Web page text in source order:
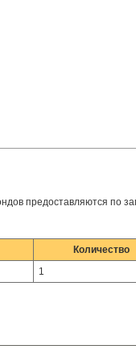
предоставляются по
Количество
1